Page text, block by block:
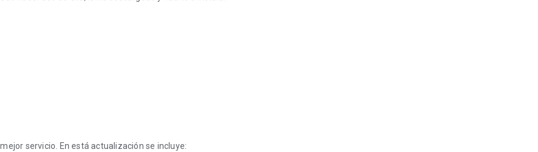
servicio. En está actualización se incluye: